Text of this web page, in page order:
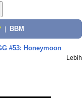
BBM
#53: Honeymoon
Lebih